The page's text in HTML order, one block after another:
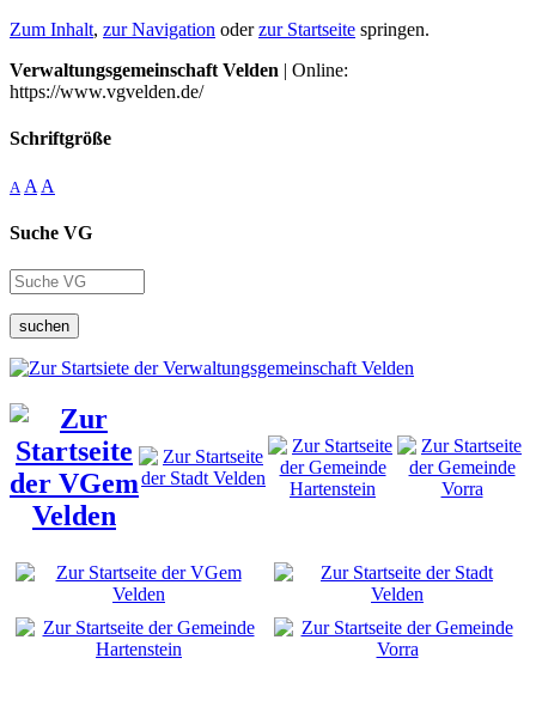
Zum Inhalt, zur Navigation oderzur Startseite springen.
Verwaltungsgemeinschaft Velden | Online:
https://www.vgvelden.de/
Schriftgröße
A A A
Suche VG
suchen